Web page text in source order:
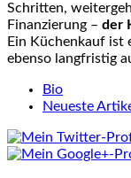
Schritten,
Finanzierung – der
Ein Küchenkauf ist
ebenso langfristig
following
tabs
change
Bio
Neueste